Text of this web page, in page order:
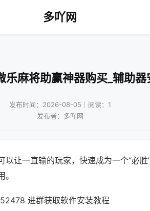
多吖网
乐麻将助赢神器购买_辅助
发布时间：2026-08-05｜阅读：1
发布者：多吖网
让一直输的玩家，快速成为一个“必
进群获取软件安装教程